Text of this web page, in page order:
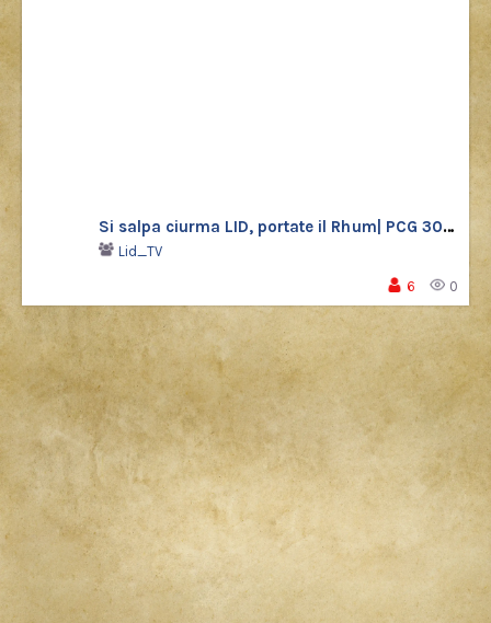
Si salpa ciurma LID, portate il Rhum| PCG 30 Shiny
Lid_TV
6 0